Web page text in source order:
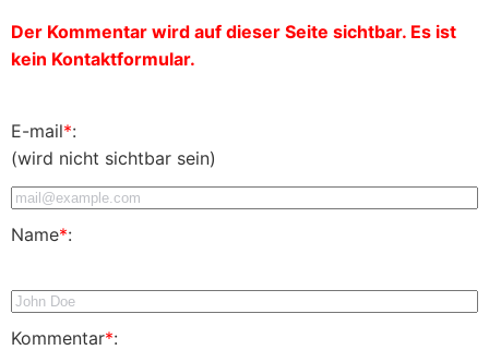
Der Kommentar wird auf dieser Seite sichtbar. Es ist
kein Kontaktformular.
E-mail*:
(wird nicht sichtbar sein)
Name*:
Kommentar*: